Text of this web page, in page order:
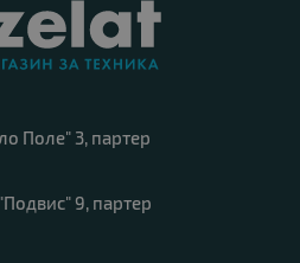
Поле" 3, партер
9, партер